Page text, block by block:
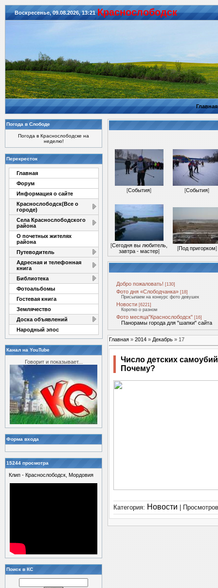
Воскресенье, 09.08.2026, 13:21 Красноcлободск
Главная
Погода в Слободе
Погода в Краснослободске на
неделю!
Перекресток
Главная
Форум
Информация о сайте
Краснослободск(Все о
городе)
Села Краснослободского
района
О почетных жителях
района
Путеводитель
Адресная и телефонная
книга
Библиотека
Фотоальбомы
Гостевая книга
Землячество
Доска объявлений
Народный эпос
Канал на YouTube
Говорит и показывает...
Форма входа
15244 просмотра
Клип - Краснослободск, Мордовия
Поиск в КС
[События] [События]
[Сегодня вы любитель,
завтра - мастер] [Под пригорком]
Добро пожаловать! [130]
Фото дня «Слободчанка» [18]
Присылаем на конкурс фото девушек
Новости [6221]
Коротко о разном
Фото месяца"Краснослободск" [16]
Панорамы города для "шапки" сайта
Главная » 2014 » Декабрь » 17
Число детских
Почему?
Категория: Новости |